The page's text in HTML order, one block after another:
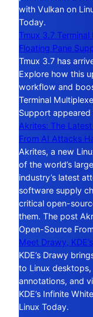
with Vulkan on
Today.
Tmux 3.7
Floating Pane
Tmux 3.7 has
Explore how this
workflow and
Terminal
Support
Akrites: The
From AI Attacks
Akrites, a new
of the world’s
industry’s latest
software supply
critical open-
them. The post
Open-Source
Meet Drawy,
KDE’s Drawy
to Linux
annotations, and
KDE’s Infinite
Linux Today.